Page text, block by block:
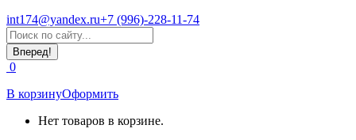
int174@yandex.ru+7 (996)-228-11-74
Страница
WhatsApp
открывается
в
новом
окне
Поиск:
0
В корзинуОформить
Нет товаров в корзине.